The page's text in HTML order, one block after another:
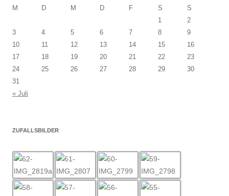
M
D M D F S
S
1
2
3
4 5 6 7 8
9
10
11 12 13 14 15
16
17
18 19 20 21 22
23
24
25 26 27 28 29
30
31
« Juli
ZUFALLSBILDER